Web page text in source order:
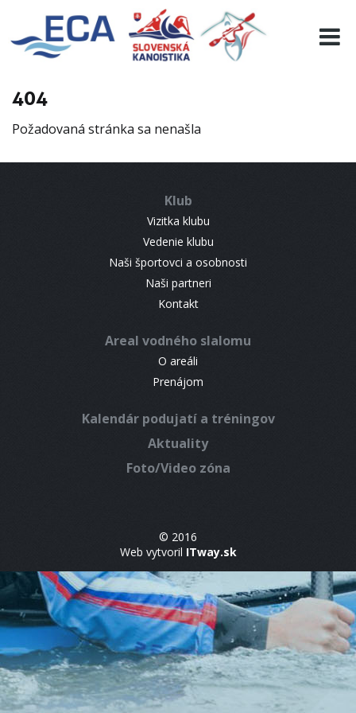
404
Požadovaná stránka sa nenašla
Klub
Vizitka klubu
Vedenie klubu
Naši športovci a osobnosti
Naši partneri
Kontakt
Areal vodného slalomu
O areáli
Prenájom
Kalendár podujatí a tréningov
Aktuality
Foto/Video zóna
© 2016
Web vytvoril ITway.sk
EURO 19
INFO
RESULTS
CONTACT